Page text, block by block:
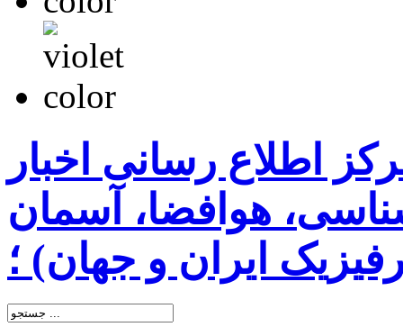
اطلاع رسانی اخبار
هوافضا، آسمان
ایران و جهان) ؛